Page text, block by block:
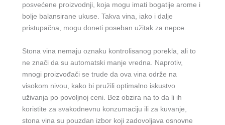
posvećene proizvodnji, koja mogu imati bogatije arome i
bolje balansirane ukuse. Takva vina, iako i dalje
pristupačna, mogu doneti poseban užitak za nepce.
Stona vina nemaju oznaku kontrolisanog porekla, ali to
ne znači da su automatski manje vredna. Naprotiv,
mnogi proizvođači se trude da ova vina održe na
visokom nivou, kako bi pružili optimalno iskustvo
uživanja po povoljnoj ceni. Bez obzira na to da li ih
koristite za svakodnevnu konzumaciju ili za kuvanje,
stona vina su pouzdan izbor koji zadovoljava osnovne